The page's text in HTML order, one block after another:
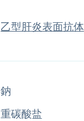
乙型肝炎表面抗体
鈉
重碳酸盐